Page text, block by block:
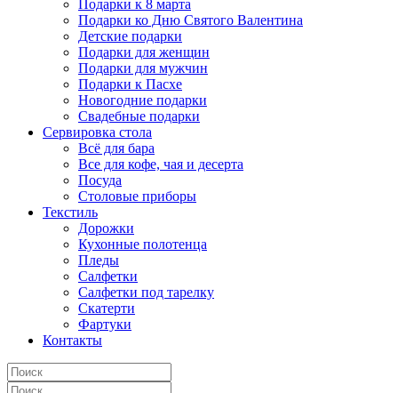
Подарки к 8 марта
Подарки ко Дню Святого Валентина
Детские подарки
Подарки для женщин
Подарки для мужчин
Подарки к Пасхе
Новогодние подарки
Свадебные подарки
Сервировка стола
Всё для бара
Все для кофе, чая и десерта
Посуда
Столовые приборы
Текстиль
Дорожки
Кухонные полотенца
Пледы
Салфетки
Салфетки под тарелку
Скатерти
Фартуки
Контакты